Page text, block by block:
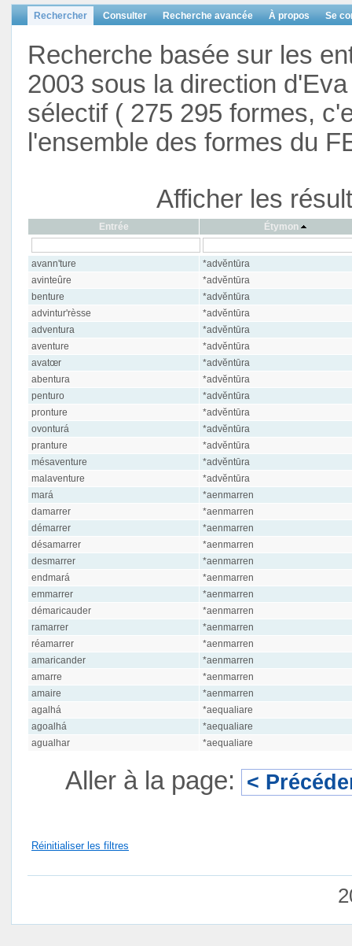
Rechercher Consulter Recherche avancée À propos Se
Recherche basée sur les
2003 sous la direction
sélectif ( 275 295 formes,
l'ensemble des formes du
Afficher les
Entrée Étymon
avann'ture
*advĕntūra
avinteûre
*advĕntūra
benture
*advĕntūra
advintur'rèsse
*advĕntūra
adventura
*advĕntūra
aventure
*advĕntūra
avatœr
*advĕntūra
abentura
*advĕntūra
penturo
*advĕntūra
pronture
*advĕntūra
ovonturá
*advĕntūra
pranture
*advĕntūra
mésaventure
*advĕntūra
malaventure
*advĕntūra
mará
*aenmarren
damarrer
*aenmarren
démarrer
*aenmarren
désamarrer
*aenmarren
desmarrer
*aenmarren
endmará
*aenmarren
emmarrer
*aenmarren
démaricauder
*aenmarren
ramarrer
*aenmarren
réamarrer
*aenmarren
amaricander
*aenmarren
amarre
*aenmarren
amaire
*aenmarren
agalhá
*aequaliare
agoalhá
*aequaliare
agualhar
*aequaliare
Aller à la page: <
Réinitialiser les filtres